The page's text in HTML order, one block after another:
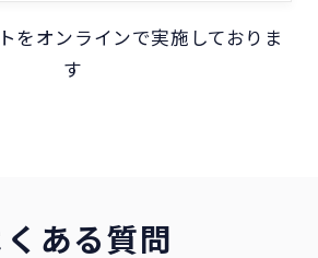
をオンラインで実施しておりま
す
くある質問